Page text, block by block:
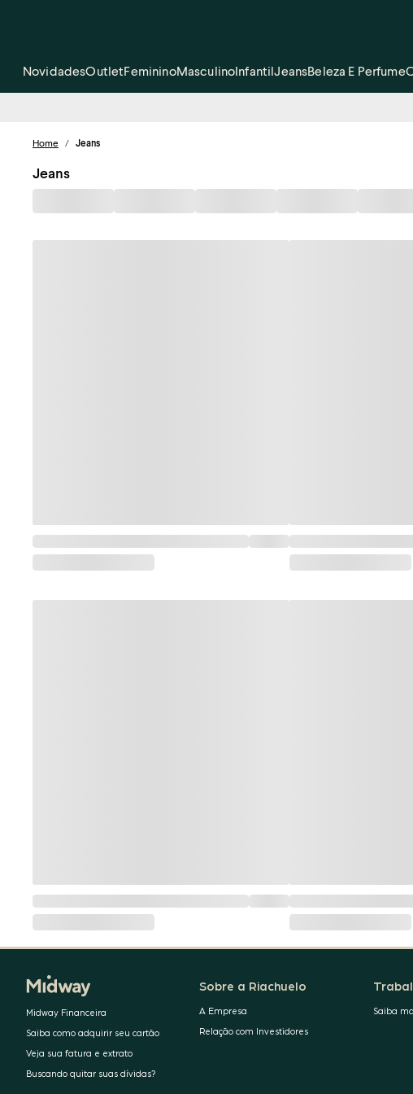
NovidadesOutletFemininoMasculinoInfantilJeansBeleza E Perfume
Home / Jeans
Jeans
Midway Financeira
Saiba como adquirir seu cartão
Veja sua fatura e extrato
Buscando quitar suas dívidas?
Sobre a Riachuelo
A Empresa
Relação com Investidores
Saiba